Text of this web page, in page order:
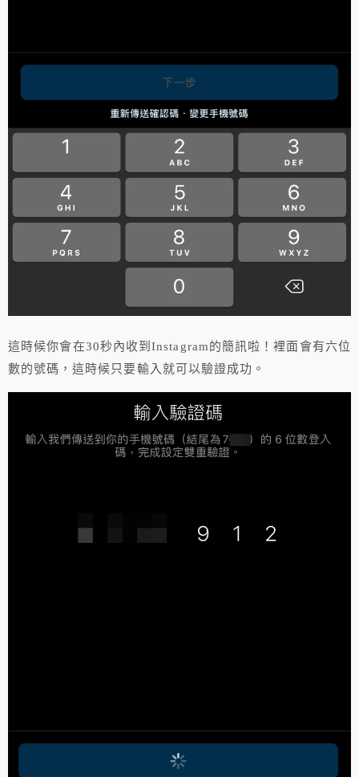
這時候你會在30秒內收到Instagram的簡訊啦！裡面會有六位
數的號碼，這時候只要輸入就可以驗證成功。